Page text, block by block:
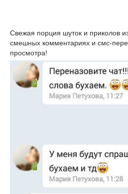
Свежая порция шуток и приколов
смешных комментариях и смс-
просмотра!